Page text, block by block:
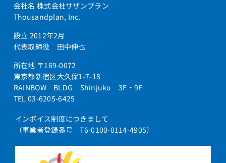
会社名 株式会社サザンプラン
Thousandplan, Inc.
設立 2012年2月
代表取締役 田中伸也
所在地 〒169-0072
東京都新宿区大久保1-7-18
RAINBOW BLDG Shinjuku 3F・9F
TEL 03-6205-6425
インボイス制度につきまして
（事業者登録番号 T6-0100-0114-4905）